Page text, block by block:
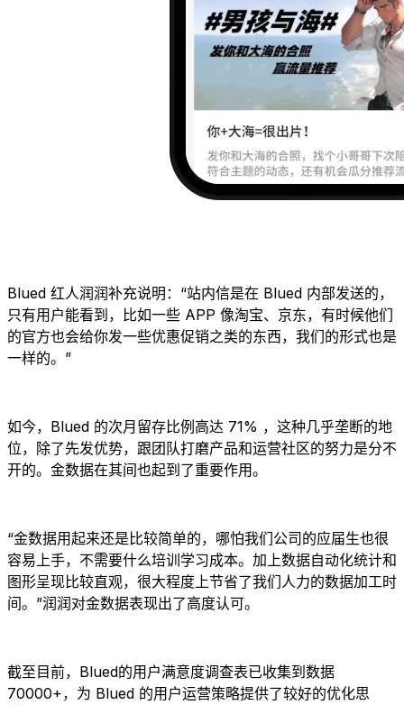
Blued 红人润润补充说明：“站内信是在 Blued 内部发送的，
只有用户能看到，比如一些 APP 像淘宝、京东，有时候他们
的官方也会给你发一些优惠促销之类的东西，我们的形式也是
一样的。”
如今，Blued 的次月留存比例高达 71% ，这种几乎垄断的地
位，除了先发优势，跟团队打磨产品和运营社区的努力是分不
开的。金数据在其间也起到了重要作用。
“金数据用起来还是比较简单的，哪怕我们公司的应届生也很
容易上手，不需要什么培训学习成本。加上数据自动化统计和
图形呈现比较直观，很大程度上节省了我们人力的数据加工时
间。”润润对金数据表现出了高度认可。
截至目前，Blued的用户满意度调查表已收集到数据
70000+，为 Blued 的用户运营策略提供了较好的优化思